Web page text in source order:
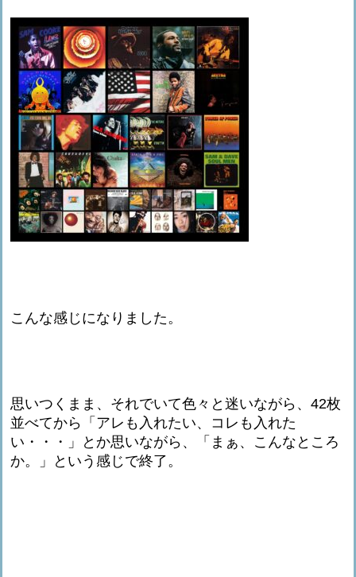
こんな感じになりました。
思いつくまま、それでいて色々と迷いながら、42枚
並べてから「アレも入れたい、コレも入れた
い・・・」とか思いながら、「まぁ、こんなところ
か。」という感じで終了。